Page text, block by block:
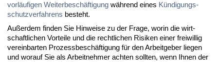
vor­läu­fi­gen Wei­ter­be­schäf­ti­gung wäh­rend ei­nes Kün­di­gungs­
schutz­ver­fah­rens be­steht.
Au­ßer­dem fin­den Sie Hin­wei­se zu der Fra­ge, wor­in die wirt­
schaft­li­chen Vor­tei­le und die recht­li­chen Ri­si­ken ei­ner frei­wil­lig
ver­ein­bar­ten Pro­zess­be­schäf­ti­gung für den Ar­beit­ge­ber lie­gen
und wor­auf Sie als Ar­beit­neh­mer ach­ten soll­ten, wenn Ih­nen der